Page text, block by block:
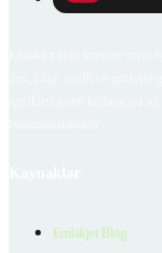
Emlakjet Blog